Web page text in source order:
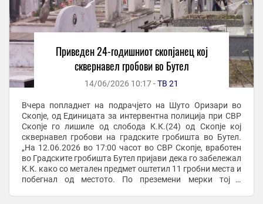
Приведен 24-годишниот скопјанец кој
сквернавел гробови во Бутел
14/06/2026 10:17 -ТВ 21
Вчера попладнет на подрачјето на Шуто Оризари во
Скопје, од Единицата за интервентна полиција при СВР
Скопје го лишиле од слобода К.К.(24) од Скопје кој
сквернавел гробови на градските гробишта во Бутел.
„На 12.06.2026 во 17:00 часот во СВР Скопје, вработен
во Градските гробишта Бутел пријави дека го забележал
К.К. како со метален предмет оштетил 11 гробни места и
побегнал од местото. По преземени мерки тој е